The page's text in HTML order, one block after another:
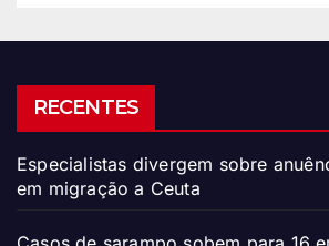
RECENTES
Especialistas divergem sobre
em migração a Ceuta